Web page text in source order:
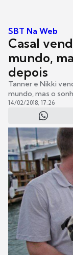
SBT Na Web
Casal
mundo,
depois
Tanner e Nikki
mundo, mas o
14/02/2018, 17:26